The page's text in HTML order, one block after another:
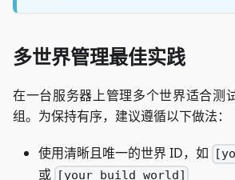
多世界管理最佳实践
在一台服务器上管理多个世界适合测
组。为保持有序，建议遵循以下做法：
使用清晰且唯一的世界 ID，如
或 [your_build_world]